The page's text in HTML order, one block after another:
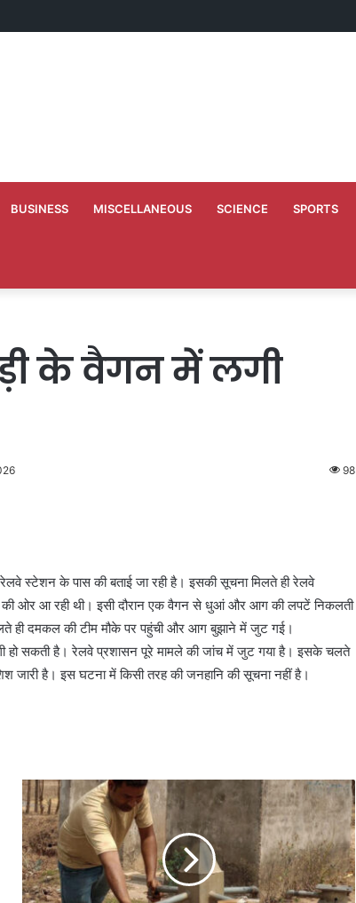
50 लाख मंजूर
BUSINESS MISCELLANEOUS SCIENCE SPORTS
के वैगन में लगी
98
स्टेशन के पास की बताई जा रही है। इसकी सूचना मिलते ही रेलवे
की ओर आ रही थी। इसी दौरान एक वैगन से धुआं और आग की लपटें निकलती
ही दमकल की टीम मौके पर पहुंची और आग बुझाने में जुट गई।
हो सकती है। रेलवे प्रशासन पूरे मामले की जांच में जुट गया है। इसके चलते
है। इस घटना में किसी तरह की जनहानि की सूचना नहीं है।